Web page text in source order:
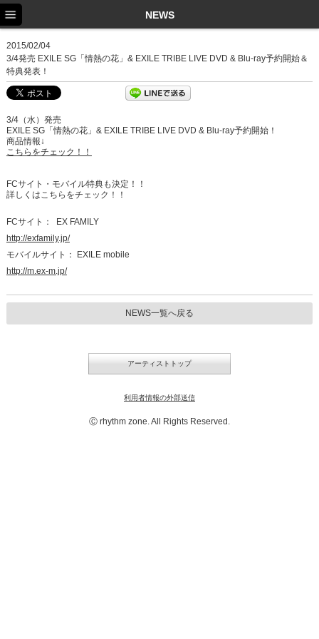
NEWS
2015/02/04
3/4発売 EXILE SG「情熱の花」& EXILE TRIBE LIVE DVD & Blu-ray予約開始＆
特典発表！
3/4（水）発売
EXILE SG「情熱の花」& EXILE TRIBE LIVE DVD & Blu-ray予約開始！
商品情報↓
こちらをチェック！！
FCサイト・モバイル特典も決定！！
詳しくはこちらをチェック！！
FCサイト：
EX FAMILY
http://exfamily.jp/
モバイルサイト：
EXILE mobile
http://m.ex-m.jp/
NEWS一覧へ戻る
アーティストトップ
利用者情報の外部送信
Ⓒ rhythm zone. All Rights Reserved.
NEWS
SCHEDULE
PROFILE
DISCOGRAPHY
EX FAMILY